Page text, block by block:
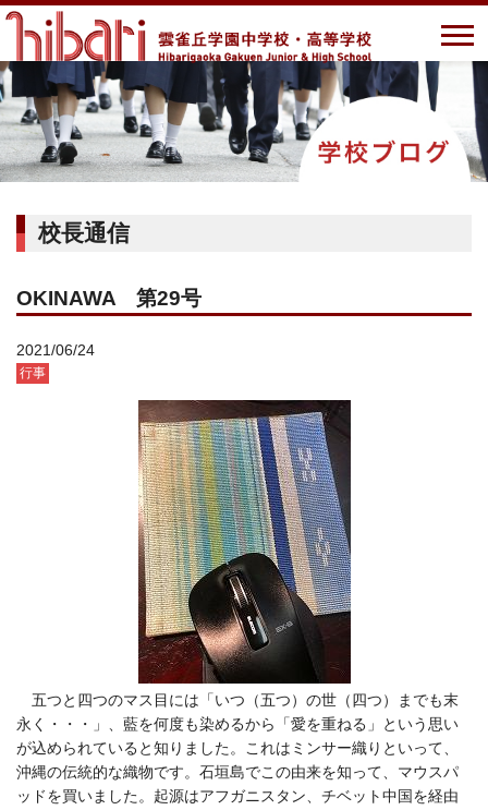
校長通信
OKINAWA 第29号
2021/06/24
行事
五つと四つのマス目には「いつ（五つ）の世（四つ）までも末
永く・・・」、藍を何度も染めるから「愛を重ねる」という思い
が込められていると知りました。これはミンサー織りといって、
沖縄の伝統的な織物です。石垣島でこの由来を知って、マウスパ
ッドを買いました。起源はアフガニスタン、チベット中国を経由